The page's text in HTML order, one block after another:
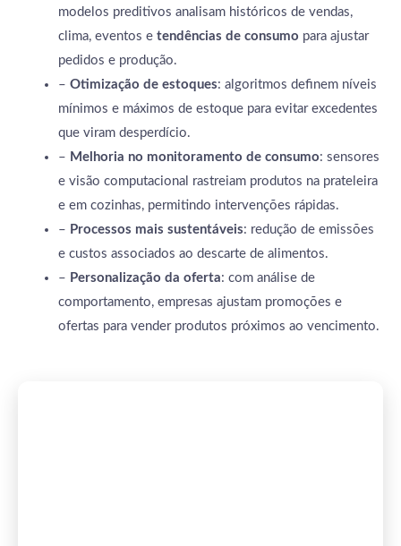
modelos preditivos analisam históricos de vendas,
clima, eventos e tendências de consumo para ajustar
pedidos e produção.
– Otimização de estoques: algoritmos definem níveis
mínimos e máximos de estoque para evitar excedentes
que viram desperdício.
– Melhoria no monitoramento de consumo: sensores
e visão computacional rastreiam produtos na prateleira
e em cozinhas, permitindo intervenções rápidas.
– Processos mais sustentáveis: redução de emissões
e custos associados ao descarte de alimentos.
– Personalização da oferta: com análise de
comportamento, empresas ajustam promoções e
ofertas para vender produtos próximos ao vencimento.